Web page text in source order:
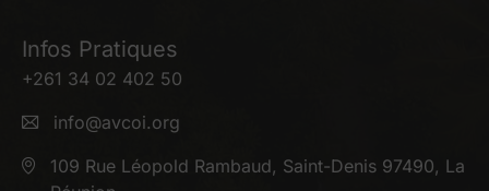
Infos Pratiques
+261 34 02 402 50
info@avcoi.org
109 Rue Léopold Rambaud, Saint-Denis 97490, La